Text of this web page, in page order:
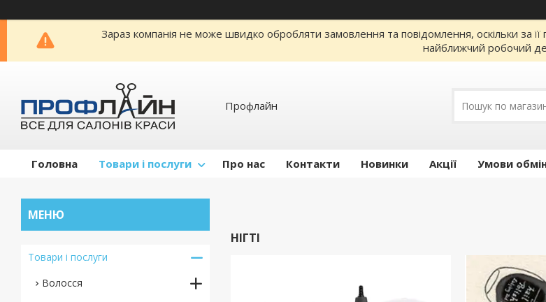
Зараз компанія не може швидко обробляти замовлення та повідомлення, оскільки за
найближчий робочий
Профлайн
Головна Товари і послуги Про нас Контакти Новинки Акції Умови
НІГТІ
Товари і послуги
Волосся